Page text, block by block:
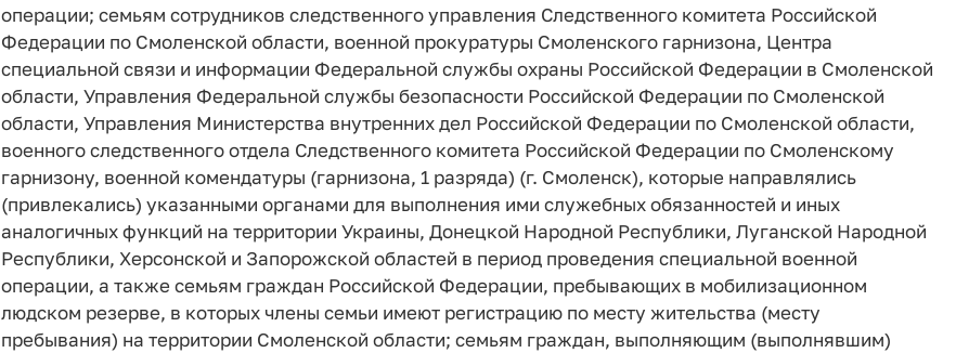
операции; семьям сотрудников следственного управления Следственного комитета Российской
Федерации по Смоленской области, военной прокуратуры Смоленского гарнизона, Центра
специальной связи и информации Федеральной службы охраны Российской Федерации в Смоленской
области, Управления Федеральной службы безопасности Российской Федерации по Смоленской
области, Управления Министерства внутренних дел Российской Федерации по Смоленской области,
военного следственного отдела Следственного комитета Российской Федерации по Смоленскому
гарнизону, военной комендатуры (гарнизона, 1 разряда) (г. Смоленск), которые направлялись
(привлекались) указанными органами для выполнения ими служебных обязанностей и иных
аналогичных функций на территории Украины, Донецкой Народной Республики, Луганской Народной
Республики, Херсонской и Запорожской областей в период проведения специальной военной
операции, а также семьям граждан Российской Федерации, пребывающих в мобилизационном
людском резерве, в которых члены семьи имеют регистрацию по месту жительства (месту
пребывания) на территории Смоленской области; семьям граждан, выполняющим (выполнявшим)